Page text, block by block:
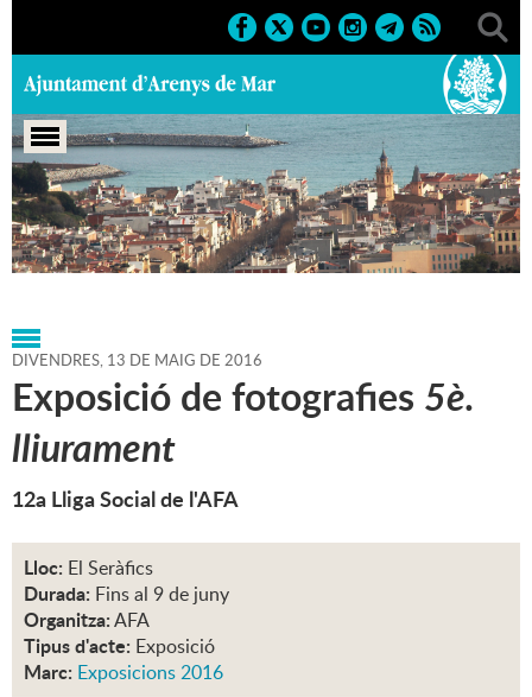
Portada > Agenda > 13-05-
2016 > Marcs > Culturals > 2016 > Exposicions 2016
DIVENDRES, 13 DE MAIG DE 2016
Exposició de fotografies 5è.
lliurament
12a Lliga Social de l'AFA
Lloc: El Seràfics
Durada: Fins al 9 de juny
Organitza:AFA
Tipus d'acte: Exposició
Marc: Exposicions 2016